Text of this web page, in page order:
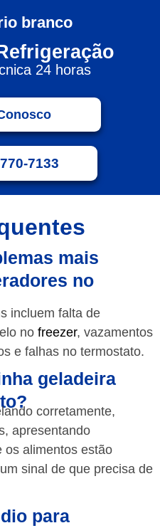
24 horas
7133
mais
no
incluem falta de
no freezer, vazamentos
e falhas no termostato.
geladeira
corretamente,
apresentando
os alimentos estão
sinal de que precisa de
para